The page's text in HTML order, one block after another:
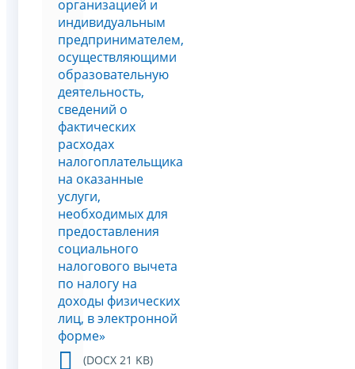
организацией и
индивидуальным
предпринимателем,
осуществляющими
образовательную
деятельность,
сведений о
фактических
расходах
налогоплательщика
на оказанные
услуги,
необходимых для
предоставления
социального
налогового вычета
по налогу на
доходы физических
лиц, в электронной
форме»
(DOCX 21 KB)